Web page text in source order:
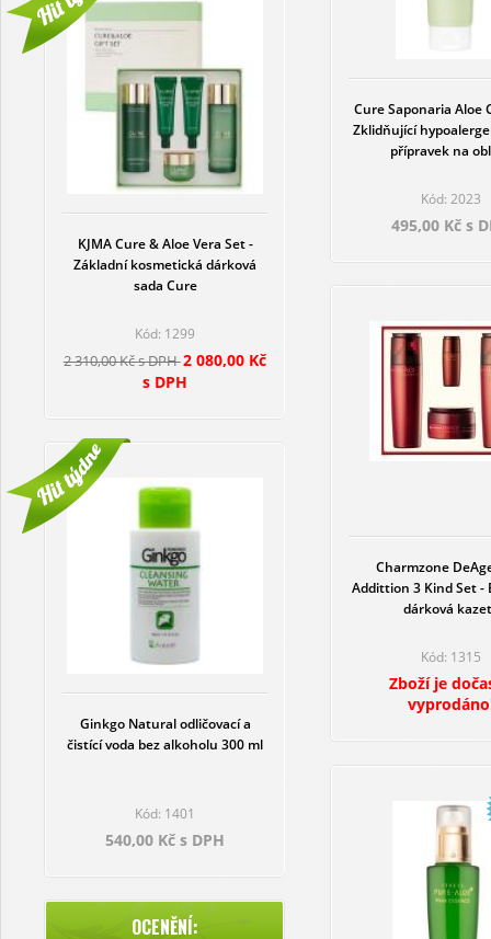
KJMA Cure & Aloe Vera Set -
Základní kosmetická dárková
sada Cure
Kód: 1299
2 310,00 Kč s DPH2 080,00 Kč
s DPH
Ginkgo Natural odličovací a
čistící voda bez alkoholu 300 ml
Kód: 1401
540,00 Kč s DPH
OCENĚNÍ:
Cure Saponaria Aloe
Zklidňující
přípravek na
Kód: 2023
495,00 Kč s
Charmzone
Addittion 3 Kind Set -
dárková
Kód: 1315
Zboží je